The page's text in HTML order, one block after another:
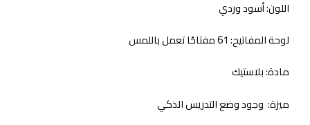
اللون: أسود وردي
لوحة المفاتيح: 61 مفتاحًا تعمل باللمس
مادة: بلاستيك
ميزة: وجود وضع التدريس الذكي